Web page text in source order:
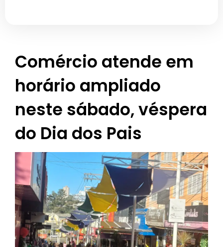
Comércio atende em
horário ampliado
neste sábado, véspera
do Dia dos Pais